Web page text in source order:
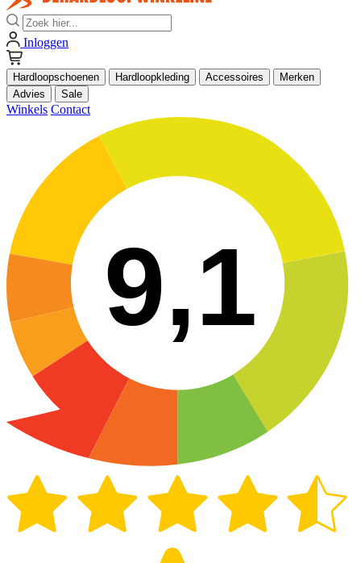
Zoek
Inloggen
Hardloopschoenen Hardloopkleding Accessoires
Merken
Advies
Sale
Winkels Contact
9,1